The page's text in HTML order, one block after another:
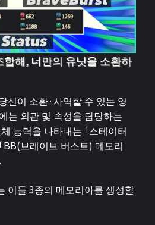
해, 너만의 유닛을 소환하
신이 소환·사역할 수 있는 영
는 외관 및 속성을 담당하는
능력을 나타내는 「스테이터
BB(브레이브 버스트) 메모리
이들 3종의 메모리아를 생성할